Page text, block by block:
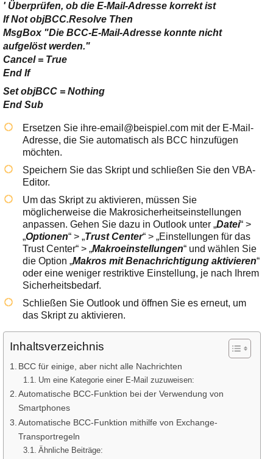
' Überprüfen, ob die E-Mail-Adresse korrekt ist
If Not objBCC.Resolve Then
MsgBox "Die BCC-E-Mail-Adresse konnte nicht
aufgelöst werden."
Cancel = True
End If
Set objBCC = Nothing
End Sub
Ersetzen Sie ihre-email@beispiel.commit der E-Mail-
Adresse, die Sie automatisch als BCC hinzufügen
möchten.
Speichern Sie das Skript und schließen Sie den VBA-
Editor.
Um das Skript zu aktivieren, müssen Sie
möglicherweise die Makrosicherheitseinstellungen
anpassen. Gehen Sie dazu in Outlook unter „Datei“ >
„Optionen“ > „Trust Center“ > „Einstellungen für das
Trust Center“ > „Makroeinstellungen“ und wählen Sie
die Option „Makros mit Benachrichtigung aktivieren“
oder eine weniger restriktive Einstellung, je nach Ihrem
Sicherheitsbedarf.
Schließen Sie Outlook und öffnen Sie es erneut, um
das Skript zu aktivieren.
Inhaltsverzeichnis
BCC für einige, aber nicht alle Nachrichten
Um eine Kategorie einer E-Mail zuzuweisen:
Automatische BCC-Funktion bei der Verwendung von
Smartphones
Automatische BCC-Funktion mithilfe von Exchange-
Transportregeln
Ähnliche Beiträge: